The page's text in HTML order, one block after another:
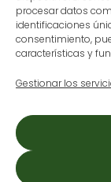
procesar datos
identificaciones
consentimiento,
características y
Gestionar los
626 597 700